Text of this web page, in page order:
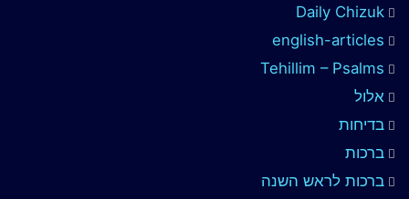
Daily Chizuk
english-articles
Tehillim – Psalms
אלול
בדיחות
ברכות
ברכות לראש השנה